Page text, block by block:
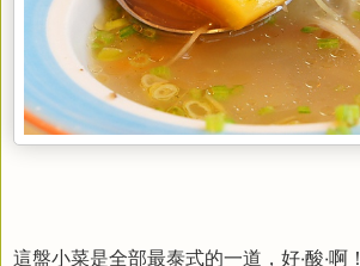
這盤小菜是全部最泰式的一道，好‧酸‧啊！